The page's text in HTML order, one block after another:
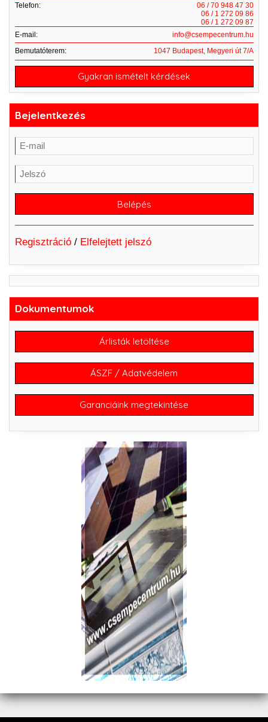
Telefon:
06 / 70 948 47 30
06 / 1 272 09 86
06 / 1 272 09 87
E-mail:
info@csempecentrum.hu
Bemutatóterem:
1047 Budapest, Megyeri út 7/A
Gyakran ismételt kérdések
Bejelentkezés
Regisztráció/ Elfelejtett jelszó
Dokumentumok
Árlisták letöltése
ÁSZF / Adatvédelem
Garanciáink megtekintése